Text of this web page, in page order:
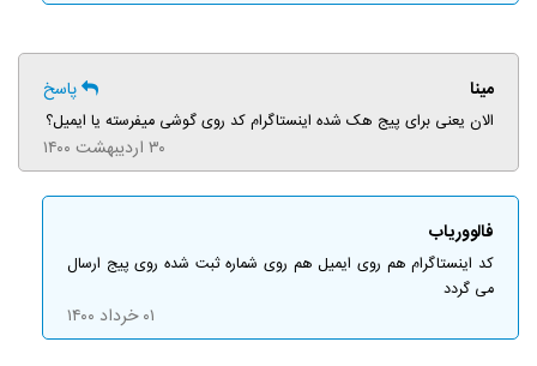
مینا پاسخ
الان یعنی برای پیج هک شده اینستاگرام کد روی گوشی میفرسته یا ایمیل؟
۳۰ اردیبهشت ۱۴۰۰
فالووریاب
کد اینستاگرام هم روی ایمیل هم روی شماره ثبت شده روی پیج ارسال
می گردد
۰۱ خرداد ۱۴۰۰